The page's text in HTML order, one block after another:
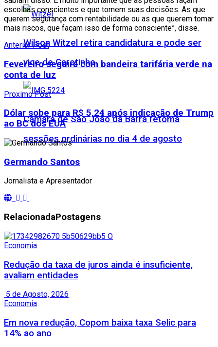
Wilson Witzel retira candidatura e pode ser
vice de Garotinho
Câmara de São João da Barra retoma
sessões ordinárias no dia 4 de agosto
escolhas conscientes e que tomem suas decisões. As que
querem segurança com rentabilidade ou as que querem tomar
mais riscos, que façam isso de forma consciente”, disse.
Anterior Post
Fevereiro seguirá com bandeira tarifária verde na
conta de luz
Proximo Post
Dólar sobe para R$ 5,24 após indicação de Trump
ao BC dos EUA
Germando Santos
Jornalista e Apresentador
RelacionadaPostagens
Economia
Redução da taxa de juros ainda é insuficiente,
avaliam entidades
5 de Agosto, 2026
Economia
Em nova redução, Copom baixa taxa Selic para
14% ao ano